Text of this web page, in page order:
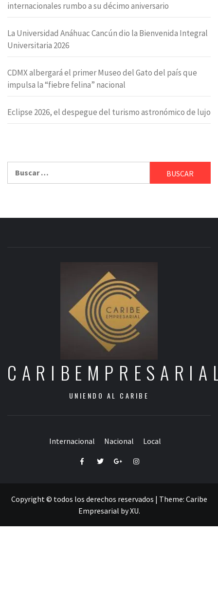
internacionales rumbo a su décimo aniversario
La Universidad Anáhuac Cancún dio la Bienvenida Integral
Universitaria 2026
CDMX albergará el primer Museo del Gato del país que
impulsa la “fiebre felina” nacional
Eclipse 2026, el despegue del turismo astronómico de lujo
UNIENDO AL CARIBE
Internacional Nacional Local
FacebookTwitterGoogle+Instagram
Copyright © todos los derechos reservados | Theme: Caribe
Empresarial byXU.